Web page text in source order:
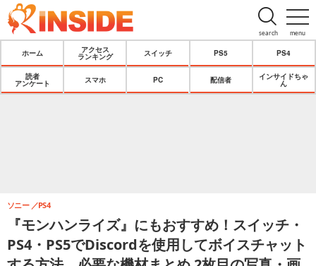
menu
search
ホーム
アクセス
ランキング
スイッチ PS5 PS4
読者
アンケート
スマホ PC 配信者
インサイドちゃ
ん
『モンハンライズ』にもおすすめ！スイッチ・
PS4・PS5でDiscordを使用してボイスチャット
ソニー PS4